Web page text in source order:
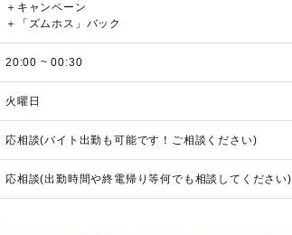
＋キャンペーン
＋「ズムホス」バック
20:00 ~ 00:30
火曜日
応相談(バイト出勤も可能です！ご相談ください)
応相談(出勤時間や終電帰り等何でも相談してください)